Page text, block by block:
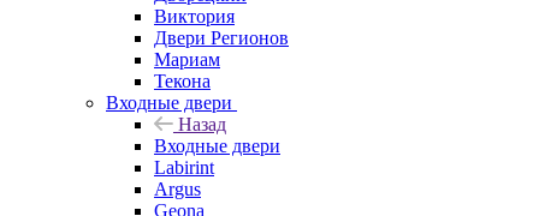
Виктория
Двери Регионов
Мариам
Текона
Входные двери
Назад
Входные двери
Labirint
Argus
Geona